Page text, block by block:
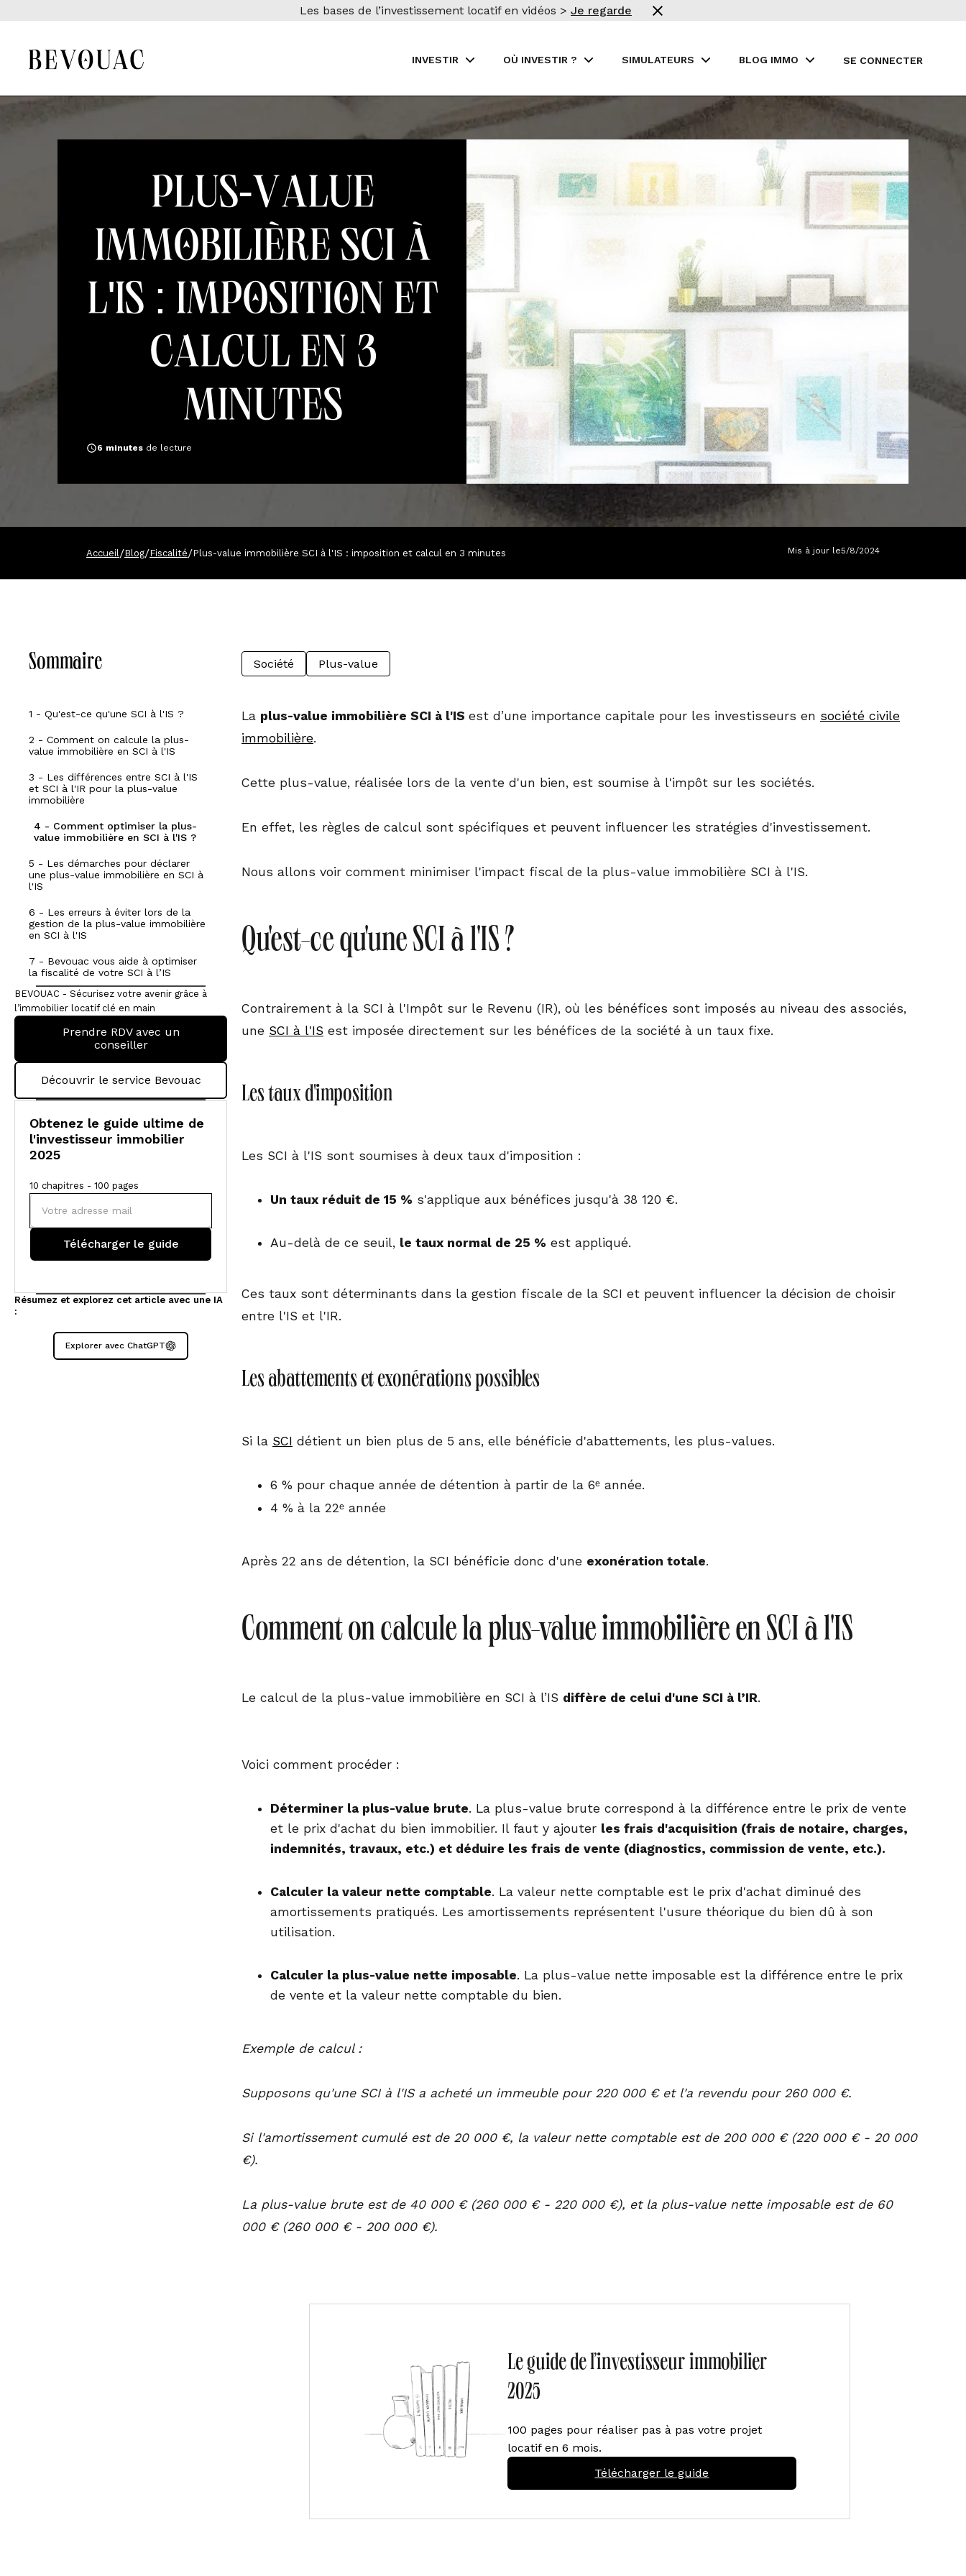
Les bases de l’investissement locatif en vidéos > Je regarde
INVESTIR OÙ INVESTIR ? SIMULATEURS BLOG IMMO SE CONNECTER
Plus-value
immobilière SCI à
l'IS : imposition et
calcul en 3
minutes
6 minutes de lecture
Accueil /Blog/Fiscalité/Plus-value immobilière SCI à l'IS : imposition et calcul en 3 minutes Mis à jour le5/8/2024
Sommaire
1 - Qu'est-ce qu'une SCI à l'IS ?
2 - Comment on calcule la plus-
value immobilière en SCI à l'IS
3 - Les différences entre SCI à l'IS
et SCI à l'IR pour la plus-value
immobilière
4 - Comment optimiser la plus-
value immobilière en SCI à l'IS ?
5 - Les démarches pour déclarer
une plus-value immobilière en SCI à
l'IS
6 - Les erreurs à éviter lors de la
gestion de la plus-value immobilière
en SCI à l'IS
7 - Bevouac vous aide à optimiser
la fiscalité de votre SCI à l’IS
BEVOUAC - Sécurisez votre avenir grâce à
l’immobilier locatif clé en main
Prendre RDV avec un
conseiller
Découvrir le service Bevouac
Obtenez le guide ultime de
l'investisseur immobilier
2025
10 chapitres - 100 pages
Résumez et explorez cet article avec une IA
:
Explorer avec ChatGPT
Société Plus-value
La plus-value immobilière SCI à l'IS est d’une importance capitale pour les investisseurs en société civile
immobilière.
Cette plus-value, réalisée lors de la vente d'un bien, est soumise à l'impôt sur les sociétés.
En effet, les règles de calcul sont spécifiques et peuvent influencer les stratégies d'investissement.
Nous allons voir comment minimiser l'impact fiscal de la plus-value immobilière SCI à l'IS.
Qu'est-ce qu'une SCI à l'IS ?
Contrairement à la SCI à l'Impôt sur le Revenu (IR), où les bénéfices sont imposés au niveau des associés,
une SCI à l'IS est imposée directement sur les bénéfices de la société à un taux fixe.
Les taux d'imposition
Les SCI à l'IS sont soumises à deux taux d'imposition :
Un taux réduit de 15 % s'applique aux bénéfices jusqu'à 38 120 €.
Au-delà de ce seuil, le taux normal de 25 % est appliqué.
Ces taux sont déterminants dans la gestion fiscale de la SCI et peuvent influencer la décision de choisir
entre l'IS et l'IR.
Les abattements et exonérations possibles
Si la SCI détient un bien plus de 5 ans, elle bénéficie d'abattements, les plus-values.
6 % pour chaque année de détention à partir de la 6ᵉ année.
4 % à la 22ᵉ année
Après 22 ans de détention, la SCI bénéficie donc d'une exonération totale.
Comment on calcule la plus-value immobilière en SCI à l'IS
Le calcul de la plus-value immobilière en SCI à l’IS diffère de celui d'une SCI à l’IR.
Voici comment procéder :
Déterminer la plus-value brute. La plus-value brute correspond à la différence entre le prix de vente
et le prix d'achat du bien immobilier. Il faut y ajouter les frais d'acquisition (frais de notaire, charges,
indemnités, travaux, etc.) et déduire les frais de vente (diagnostics, commission de vente, etc.).
Calculer la valeur nette comptable. La valeur nette comptable est le prix d'achat diminué des
amortissements pratiqués. Les amortissements représentent l'usure théorique du bien dû à son
utilisation.
Calculer la plus-value nette imposable. La plus-value nette imposable est la différence entre le prix
de vente et la valeur nette comptable du bien.
Exemple de calcul :
Supposons qu'une SCI à l'IS a acheté un immeuble pour 220 000 € et l'a revendu pour 260 000 €.
Si l'amortissement cumulé est de 20 000 €, la valeur nette comptable est de 200 000 € (220 000 € - 20 000
€).
La plus-value brute est de 40 000 € (260 000 € - 220 000 €), et la plus-value nette imposable est de 60
000 € (260 000 € - 200 000 €).
Le guide de l’investisseur immobilier
2025
100 pages pour réaliser pas à pas votre projet
locatif en 6 mois.
Télécharger le guide